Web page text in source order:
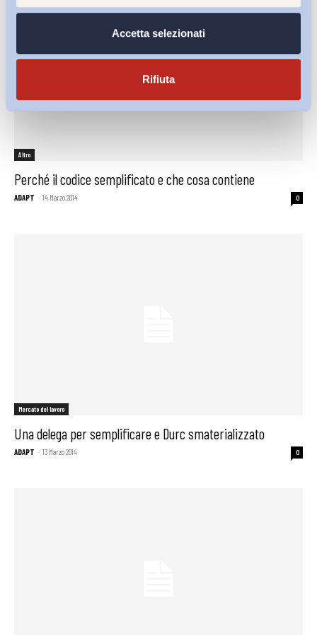
Accetta selezionati
Rifiuta
Altro
Perché il codice semplificato e che cosa contiene
ADAPT - 14 Marzo 2014 0
Mercato del lavoro
Una delega per semplificare e Durc smaterializzato
ADAPT - 13 Marzo 2014 0